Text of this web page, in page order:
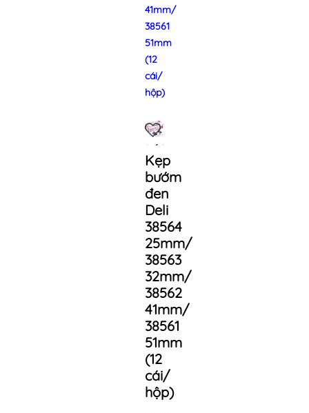
41mm/
38561
51mm
(12
cái/
hộp)
Kẹp
bướm
đen
Deli
38564
25mm/
38563
32mm/
38562
41mm/
38561
51mm
(12
cái/
hộp)